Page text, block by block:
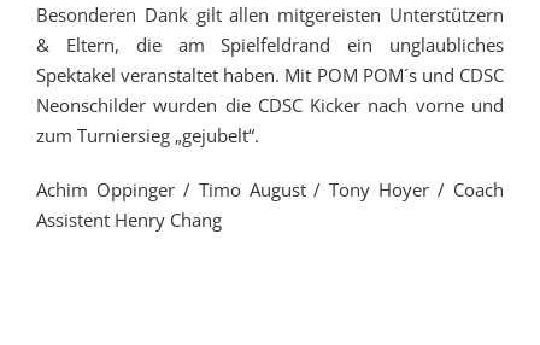
Besonderen Dank gilt allen mitgereisten Unterstützern
& Eltern, die am Spielfeldrand ein unglaubliches
Spektakel veranstaltet haben. Mit POM POM´s und CDSC
Neonschilder wurden die CDSC Kicker nach vorne und
zum Turniersieg „gejubelt“.
Achim Oppinger / Timo August / Tony Hoyer / Coach
Assistent Henry Chang